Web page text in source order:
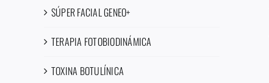
SÚPER FACIAL GENEO+
TERAPIA FOTOBIODINÁMICA
TOXINA BOTULÍNICA